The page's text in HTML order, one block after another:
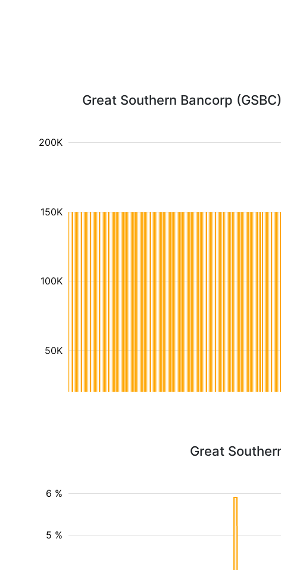
Great Southern Bancorp
50K
100K
150K
200K
Great
5 %
6 %